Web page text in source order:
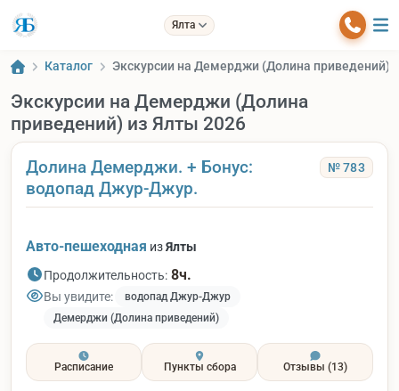
Ялта
Каталог Экскурсии на Демерджи (Долина приведений)
Экскурсии на Демерджи (Долина
приведений) из Ялты 2026
Долина Демерджи. + Бонус:
водопад Джур-Джур.
№ 783
Авто-пешеходная изЯлты
Продолжительность: 8ч.
Вы увидите:
водопад Джур-Джур
Демерджи (Долина приведений)
Расписание Пункты сбора Отзывы (13)